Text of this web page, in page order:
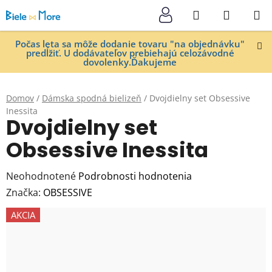
na
obsah
Počas leta sa môže dodanie tovaru "na objednávku"
predĺžiť. U dodávateľov prebiehajú celozávodné
dovolenky.Ďakujeme
Hľadať
KOŠÍK
Domov / Dámska spodná bielizeň / Dvojdielny set Obsessive
Inessita
Dvojdielny set
Obsessive Inessita
Priemerné
hodnotenie
produktu
je
Neohodnotené Podrobnosti hodnotenia
Značka: OBSESSIVE
AKCIA